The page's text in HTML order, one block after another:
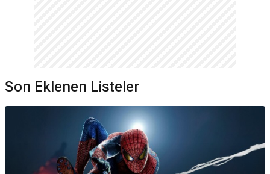
Son Eklenen Listeler